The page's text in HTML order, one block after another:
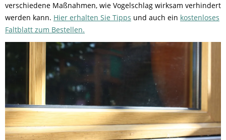
verschiedene Maßnahmen, wie Vogelschlag wirksam verhindert
werden kann. Hier erhalten Sie Tipps und auch ein kostenloses
Faltblatt zum Bestellen.